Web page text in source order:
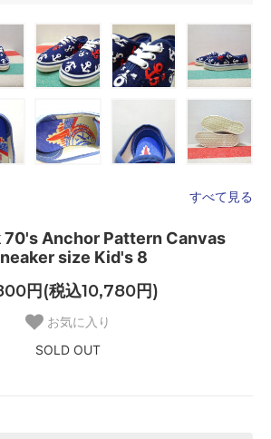
すべて見る
70's Anchor Pattern Canvas
size Kid's 8
円(税込10,780円)
お気に入り
SOLD OUT